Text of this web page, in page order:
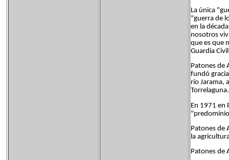
La única
"guerra de
en la
nosotros
que es que
Guardia
Patones de
fundó
río Jarama,
En 1971 en
Patones de
la
Patones de